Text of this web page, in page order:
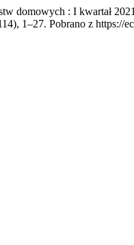
domowych : I kwartał
1–27. Pobrano z https://